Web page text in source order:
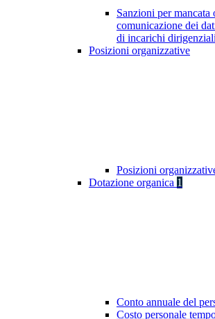
Sanzioni per mancata
comunicazione dei
di incarichi dirigenziali
Posizioni organizzative
Posizioni
Dotazione organica 1
Conto annuale del
Costo personale